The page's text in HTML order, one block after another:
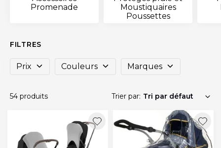
Promenade
Moustiquaires
Poussettes
FILTRES
Prix Couleurs Marques
54 produits Trier par: